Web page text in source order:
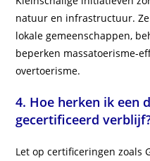
natuur en infrastructuur.
lokale gemeenschappen,
beperken massatoerisme-
overtoerisme.
4. Hoe herken ik een
gecertificeerd
Let op certificeringen zoals